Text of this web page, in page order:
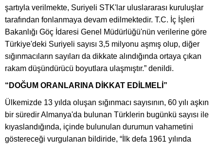
şartıyla verilmekte, Suriyeli STK'lar uluslararası kuruluşlar
tarafından fonlanmaya devam edilmektedir. T.C. İç İşleri
Bakanlığı Göç İdaresi Genel Müdürlüğü'nün verilerine göre
Türkiye'deki Suriyeli sayısı 3,5 milyonu aşmış olup, diğer
sığınmacıların sayıları da dikkate alındığında ortaya çıkan
rakam düşündürücü boyutlara ulaşmıştır.” denildi.
“DOĞUM ORANLARINA DİKKAT EDİLMELİ”
Ülkemizde 13 yılda oluşan sığınmacı sayısının, 60 yılı aşkın
bir süredir Almanya'da bulunan Türklerin bugünkü sayısı ile
kıyaslandığında, içinde bulunulan durumun vahametini
göstereceği vurgulanan bildiride, “İlk defa 1961 yılında